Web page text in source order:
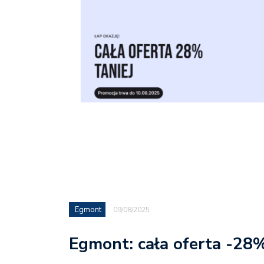
Egmont 09/08/2025
Egmont: cała oferta -